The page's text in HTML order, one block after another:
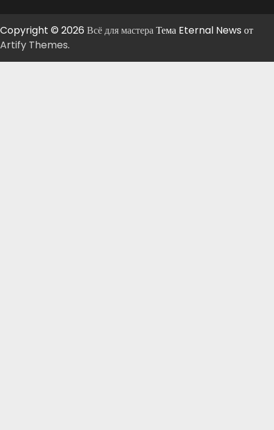
Copyright © 2026 Всё для мастераТема Eternal News от
Artify Themes.